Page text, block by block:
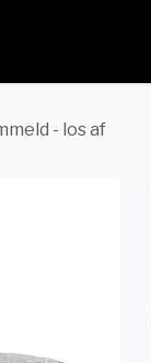
- los af